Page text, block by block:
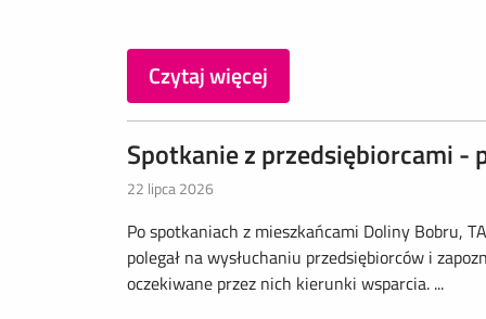
Czytaj więcej
Spotkanie z przedsiębiorcami -
22 lipca 2026
Po spotkaniach z mieszkańcami Doliny Bobru,
polegał na wysłuchaniu przedsiębiorców i
oczekiwane przez nich kierunki wsparcia. ...